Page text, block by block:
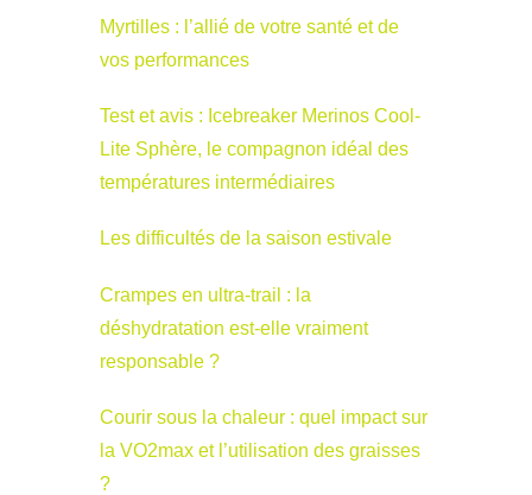
Myrtilles : l’allié de votre santé et de
vos performances
Test et avis : Icebreaker Merinos Cool-
Lite Sphère, le compagnon idéal des
températures intermédiaires
Les difficultés de la saison estivale
Crampes en ultra-trail : la
déshydratation est-elle vraiment
responsable ?
Courir sous la chaleur : quel impact sur
la VO2max et l’utilisation des graisses
?